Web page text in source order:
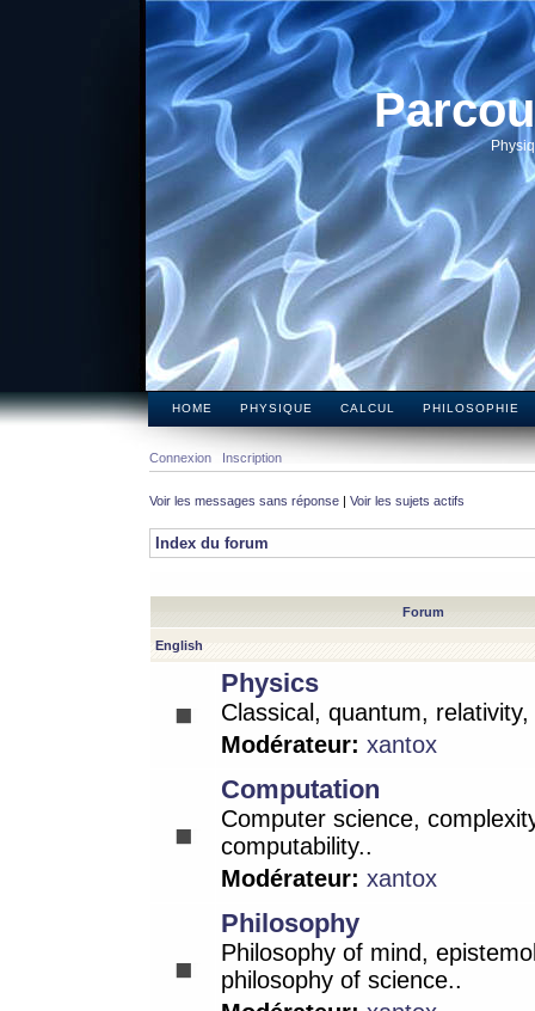
HOME PHYSIQUE CALCUL PHILOSOPHIE
Connexion Inscription
Voir les messages sans réponse | Voir les sujets actifs
Index du forum
Forum
English
Physics
Classical, quantum,
Modérateur: xantox
Computation
Computer science,
computability..
Modérateur: xantox
Philosophy
Philosophy of mind,
philosophy of science..